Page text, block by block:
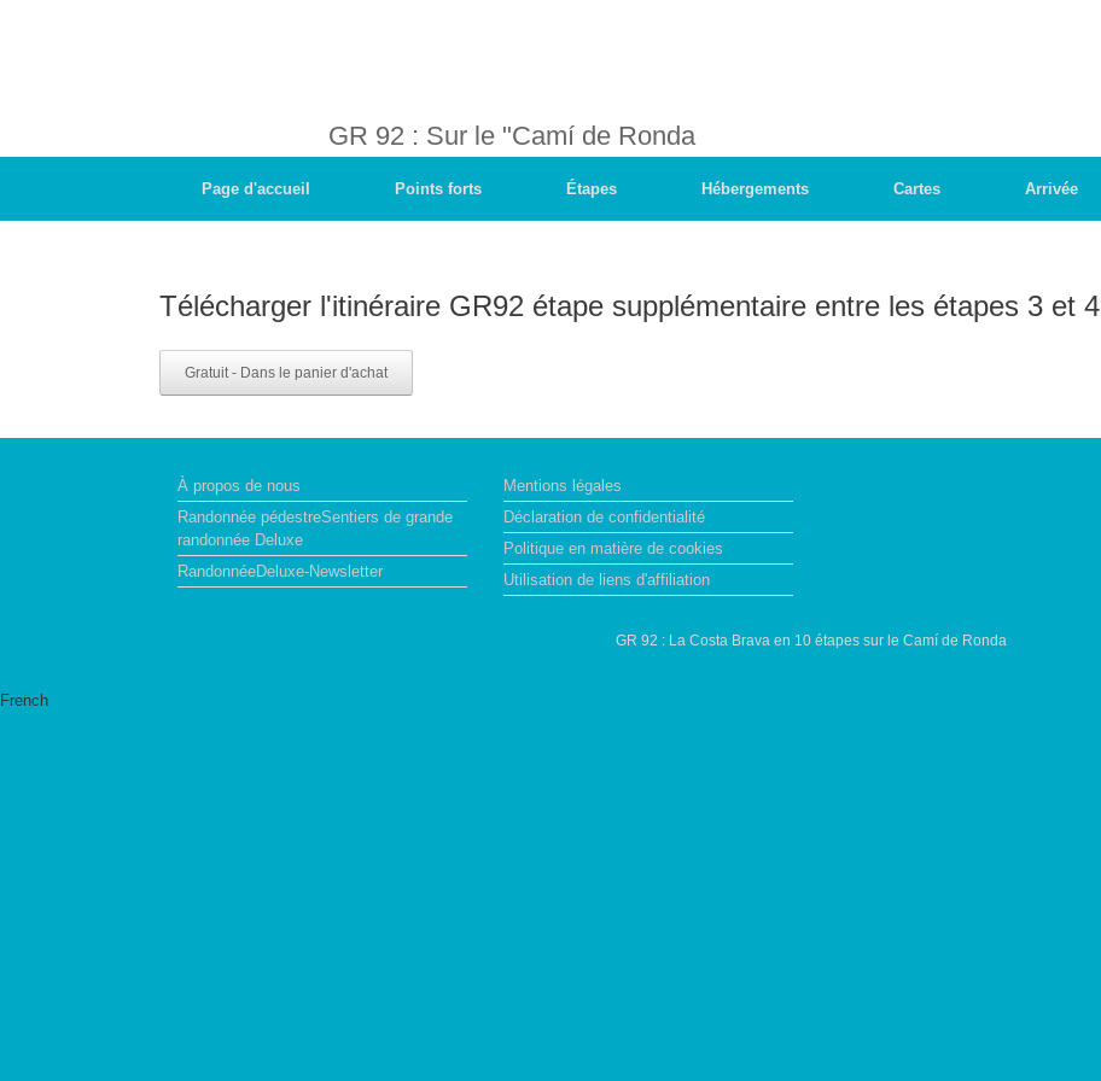
GR 92 : Sur le "Camí de Ronda
Page d'accueil Points forts Étapes Hébergements Cartes Arrivée
Télécharger l'itinéraire GR92 étape supplémentaire entre les étapes 3 et 4
Gratuit - Dans le panier d'achat
À propos de nous
Randonnée pédestreSentiers de grande
randonnée Deluxe
RandonnéeDeluxe-Newsletter
Mentions légales
Déclaration de confidentialité
Politique en matière de cookies
Utilisation de liens d'affiliation
GR 92 : La Costa Brava en 10 étapes sur le Camí de Ronda
French